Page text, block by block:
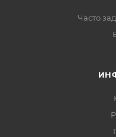
Часто